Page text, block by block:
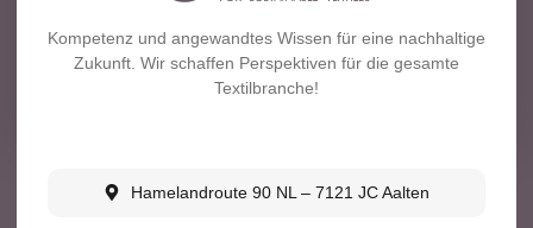
Kompetenz und angewandtes Wissen für eine nachhaltige
Zukunft. Wir schaffen Perspektiven für die gesamte
Textilbranche!
Hamelandroute 90 NL – 7121 JC Aalten